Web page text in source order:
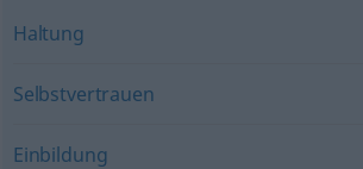
Haltung
Selbstvertrauen
Einbildung